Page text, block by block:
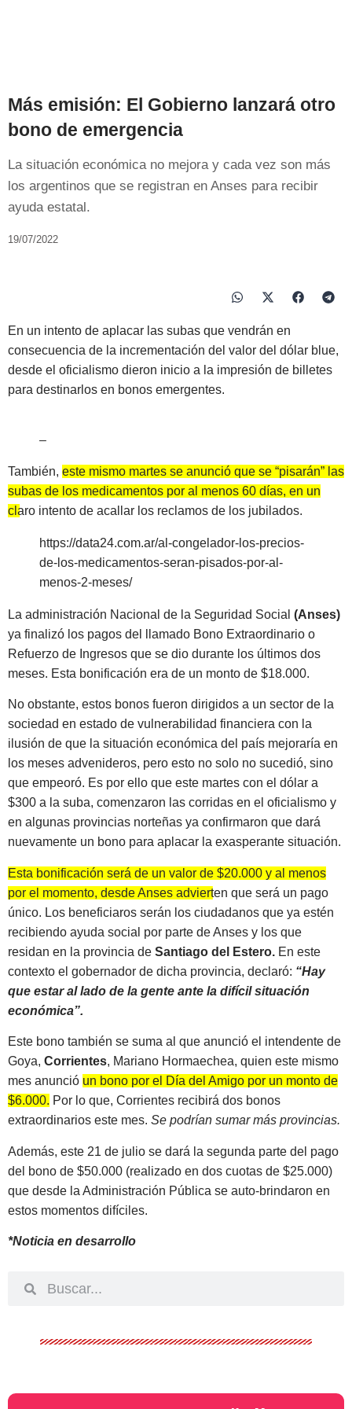
Más emisión: El Gobierno lanzará otro
bono de emergencia
La situación económica no mejora y cada vez son más
los argentinos que se registran en Anses para recibir
ayuda estatal.
19/07/2022
En un intento de aplacar las subas que vendrán en
consecuencia de la incrementación del valor del dólar blue,
desde el oficialismo dieron inicio a la impresión de billetes
para destinarlos en bonos emergentes.
–
También, este mismo martes se anunció que se “pisarán” las
subas de los medicamentos por al menos 60 días, en un
claro intento de acallar los reclamos de los jubilados.
https://data24.com.ar/al-congelador-los-precios-
de-los-medicamentos-seran-pisados-por-al-
menos-2-meses/
La administración Nacional de la Seguridad Social (Anses)
ya finalizó los pagos del llamado Bono Extraordinario o
Refuerzo de Ingresos que se dio durante los últimos dos
meses. Esta bonificación era de un monto de $18.000.
No obstante, estos bonos fueron dirigidos a un sector de la
sociedad en estado de vulnerabilidad financiera con la
ilusión de que la situación económica del país mejoraría en
los meses advenideros, pero esto no solo no sucedió, sino
que empeoró. Es por ello que este martes con el dólar a
$300 a la suba, comenzaron las corridas en el oficialismo y
en algunas provincias norteñas ya confirmaron que dará
nuevamente un bono para aplacar la exasperante situación.
Esta bonificación será de un valor de $20.000 y al menos
por el momento, desde Anses advierten que será un pago
único. Los beneficiaros serán los ciudadanos que ya estén
recibiendo ayuda social por parte de Anses y los que
residan en la provincia de Santiago del Estero. En este
contexto el gobernador de dicha provincia, declaró: “Hay
que estar al lado de la gente ante la difícil situación
económica”.
Este bono también se suma al que anunció el intendente de
Goya, Corrientes, Mariano Hormaechea, quien este mismo
mes anunció un bono por el Día del Amigo por un monto de
$6.000. Por lo que, Corrientes recibirá dos bonos
extraordinarios este mes. Se podrían sumar más provincias.
Además, este 21 de julio se dará la segunda parte del pago
del bono de $50.000 (realizado en dos cuotas de $25.000)
que desde la Administración Pública se auto-brindaron en
estos momentos difíciles.
*Noticia en desarrollo